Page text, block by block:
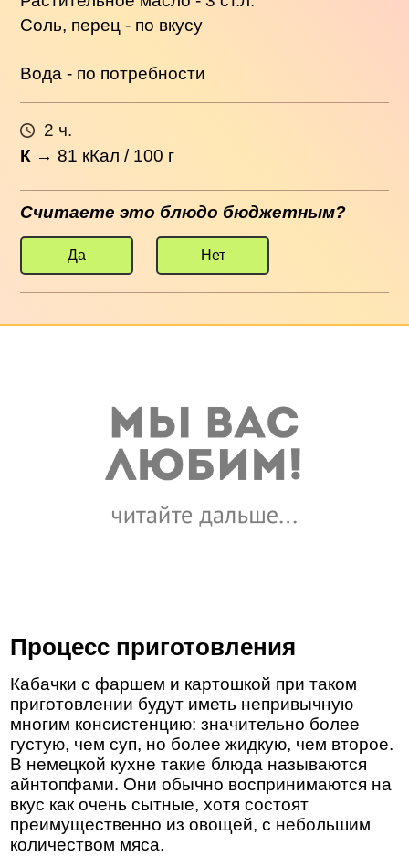
Соль, перец - по вкусу
Вода - по потребности
2 ч.
К →81 кКал / 100 г
Считаете это блюдо бюджетным?
Да Нет
Процесс приготовления
Кабачки с фаршем и картошкой при таком
приготовлении будут иметь непривычную
многим консистенцию: значительно более
густую, чем суп, но более жидкую, чем второе.
В немецкой кухне такие блюда называются
айнтопфами. Они обычно воспринимаются на
вкус как очень сытные, хотя состоят
преимущественно из овощей, с небольшим
количеством мяса.